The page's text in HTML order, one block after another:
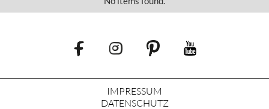
IMPRESSUM
DATENSCHUTZ